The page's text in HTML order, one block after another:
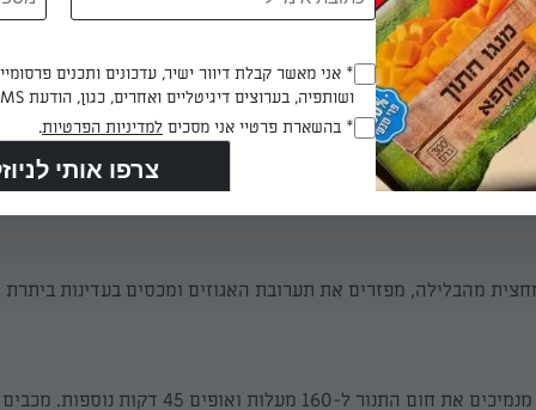
גדולה את הבלילה להכנת עוגת גבינה, הקורנפלור, הדבש
עם קורט מלח. כשמתחיל להיווצר קצף קליל ובהיר, מוסיפים
להקציף עד שמתקבל קצף יציב ומבריק. מקפלים את הקצף לתוך
מהבלילה, מפזרים את תערובת האגוזים ומכסים בעדינות
אופים 20 דקות, מנמיכים את חום התנור ל-160 מעלות ואופים
Opt_In
(חובה)
* אני מאשר קבלת דיוור ישיר, עדכונים ותכנים
ושותפיה, בערוצים דיגיטליים ואחרים, כגון, הודעת SMS וואטסאפ, מייל
RegulationsApproved
* בהשארת פרטיי אני מסכים למדיניות הפרטיות.